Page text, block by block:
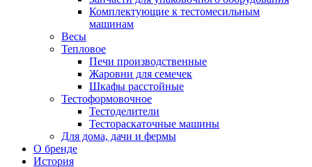
Комплектующие к тестомесильным
машинам
Весы
Тепловое
Печи производственные
Жаровни для семечек
Шкафы расстойные
Тестоформовочное
Тестоделители
Тестораскаточные машины
Для дома, дачи и фермы
О бренде
История